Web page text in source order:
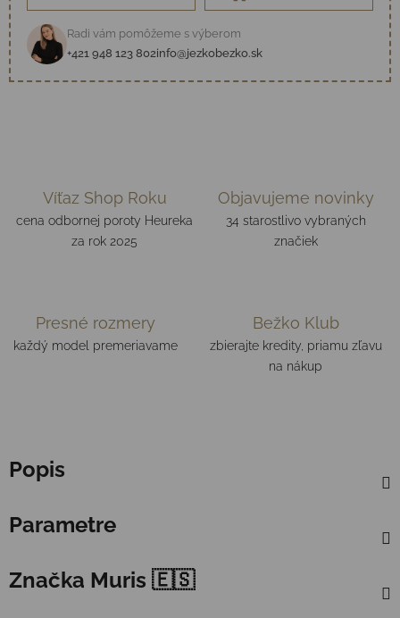
Radi vám pomôžeme s výberom
+421 948 123 802info@jezkobezko.sk
Víťaz Shop Roku
cena odbornej poroty Heureka
za rok 2025
Objavujeme novinky
34 starostlivo vybraných
značiek
Presné rozmery
každý model premeriavame
Bežko Klub
zbierajte kredity, priamu zľavu
na nákup
Popis
Parametre
Značka Muris 🇪🇸